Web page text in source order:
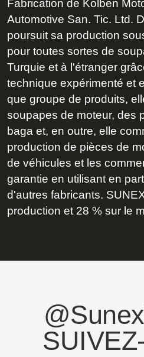
Fabrication de Kolben
Automotive San. Tic. Ltd.
poursuit sa production
pour toutes sortes de
Turquie et à l'étranger
technique expérimenté et
que groupe de produits,
soupapes de moteur, des
baga et, en outre, elle
production de pièces de
de véhicules et les
garantie en utilisant en
d'autres fabricants.
production et 28 % sur le